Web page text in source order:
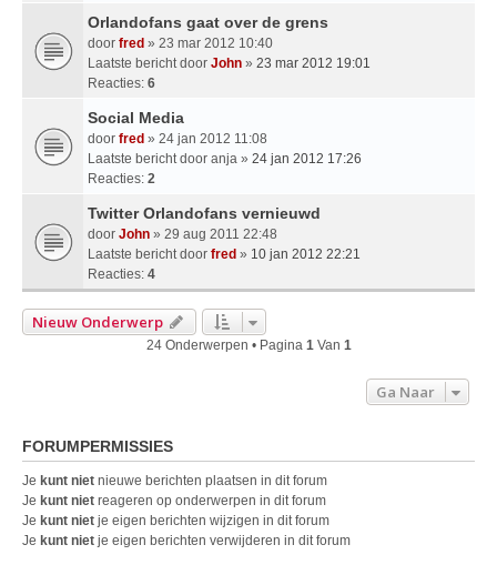
Orlandofans gaat over de grens
door fred » 23 mar 2012 10:40
Laatste bericht door John » 23 mar 2012 19:01
Reacties: 6
Social Media
door fred » 24 jan 2012 11:08
Laatste bericht door anja » 24 jan 2012 17:26
Reacties: 2
Twitter Orlandofans vernieuwd
door John » 29 aug 2011 22:48
Laatste bericht door fred » 10 jan 2012 22:21
Reacties: 4
Nieuw Onderwerp
24 Onderwerpen • Pagina 1Van 1
Ga Naar
FORUMPERMISSIES
Je kunt niet nieuwe berichten plaatsen in dit forum
Je kunt niet reageren op onderwerpen in dit forum
Je kunt niet je eigen berichten wijzigen in dit forum
Je kunt niet je eigen berichten verwijderen in dit forum